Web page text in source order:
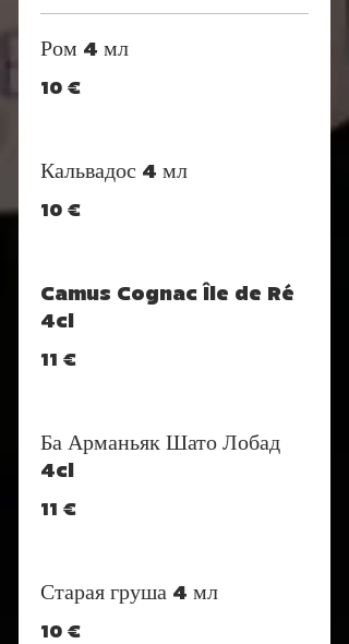
Ром 4 мл
10 €
Кальвадос 4 мл
10 €
Camus Cognac Île de Ré
4cl
11 €
Ба Арманьяк Шато Лобад
4cl
11 €
Старая груша 4 мл
10 €